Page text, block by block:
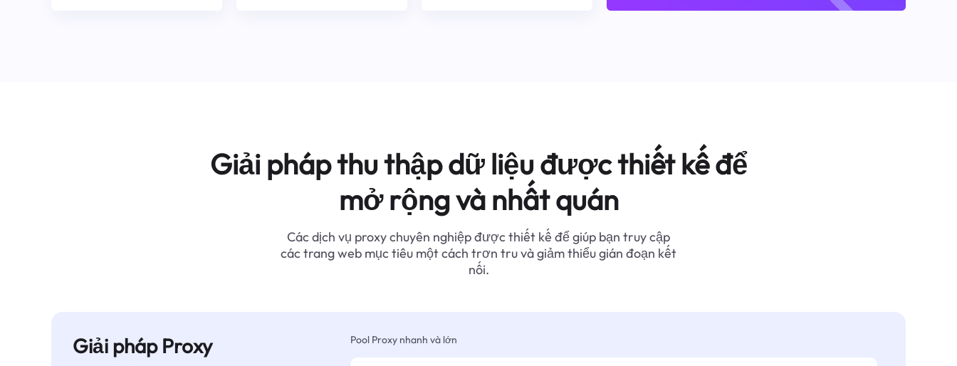
Giải pháp thu thập dữ liệu được thiết kế để
mở rộng và nhất quán
Các dịch vụ proxy chuyên nghiệp được thiết kế để giúp bạn truy cập
các trang web mục tiêu một cách trơn tru và giảm thiểu gián đoạn kết
nối.
Giải pháp Proxy Pool Proxy nhanh và lớn